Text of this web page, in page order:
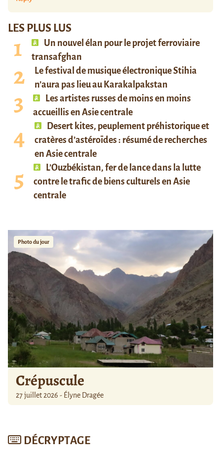
LES PLUS LUS
Un nouvel élan pour le projet ferroviaire
transafghan
Le festival de musique électronique Stihia
n’aura pas lieu au Karakalpakstan
Les artistes russes de moins en moins
accueillis en Asie centrale
Desert kites, peuplement préhistorique et
cratères d’astéroïdes : résumé de recherches
en Asie centrale
L’Ouzbékistan, fer de lance dans la lutte
contre le trafic de biens culturels en Asie
centrale
Photo du jour
Crépuscule
27 juillet 2026 - Élyne Dragée
DÉCRYPTAGE